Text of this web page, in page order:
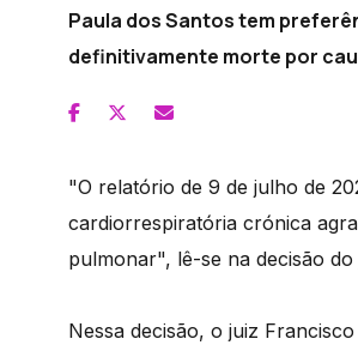
Paula dos Santos tem
definitivamente morte por
"O relatório de 9 de julho de
cardiorrespiratória crónica
pulmonar", lê-se na decisão
Nessa decisão, o juiz